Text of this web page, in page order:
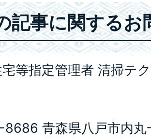
記事に関するお
等指定管理者 清掃テ
青森県八戸市内丸